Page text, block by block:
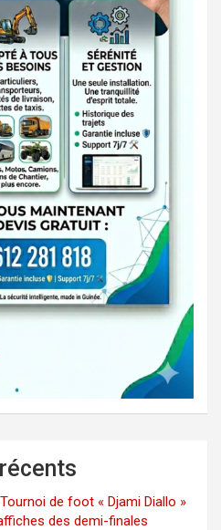
Tournoi de foot « Djami Diallo »
des demi-finales